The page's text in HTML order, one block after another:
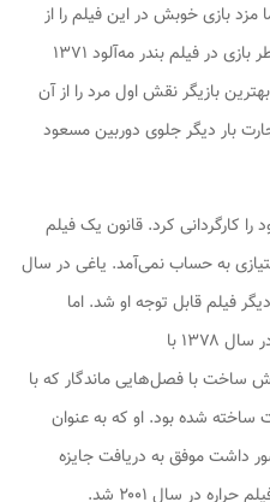
بازی خوبش در این فیلم را از
یازدهمین دوره جشنواره فیلم فجر بخاطر بازی در فیلم بندر مه‌آلود ۱۳۷۱
بازیگر نقش اول مرد را از آن
۱۳۷۳ با فیلم تجارت بار دیگر جلوی دوربین مسعود
فیلم خود را کارگردانی کرد. قانون یک فیلم
به حساب نمی‌آمد. یاغی در سال
دیگر فیلم قابل توجه او شد. اما
قریبیان توانایی‌هایش در کارگردانی را در سال ۱۳۷۸ با
با فصل‌هایی ماندگار که با
شده بود. او که به عنوان
داشت موفق به دریافت جایزه
در سال ۲۰۰۱ شد.